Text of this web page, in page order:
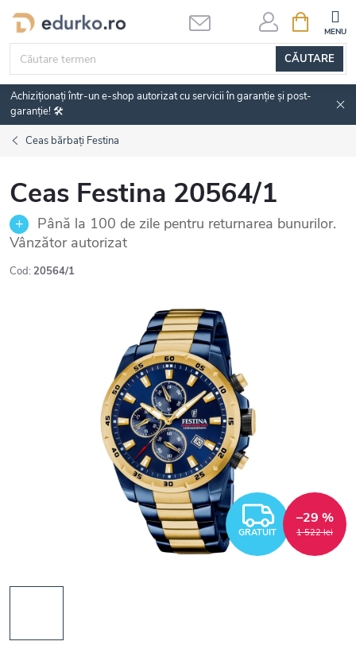
Treci
conținut
CĂUTARE
DE
Achiziționați într-un e-shop autorizat cu servicii în garanție și post-
garanție! 🛠️
Ceas bărbați Festina
Ceas Festina 20564/1
Până la 100 de zile pentru returnarea bunurilor.
Vânzător autorizat
Cod: 20564/1
GRATUIT 1 522 lei
–29 %